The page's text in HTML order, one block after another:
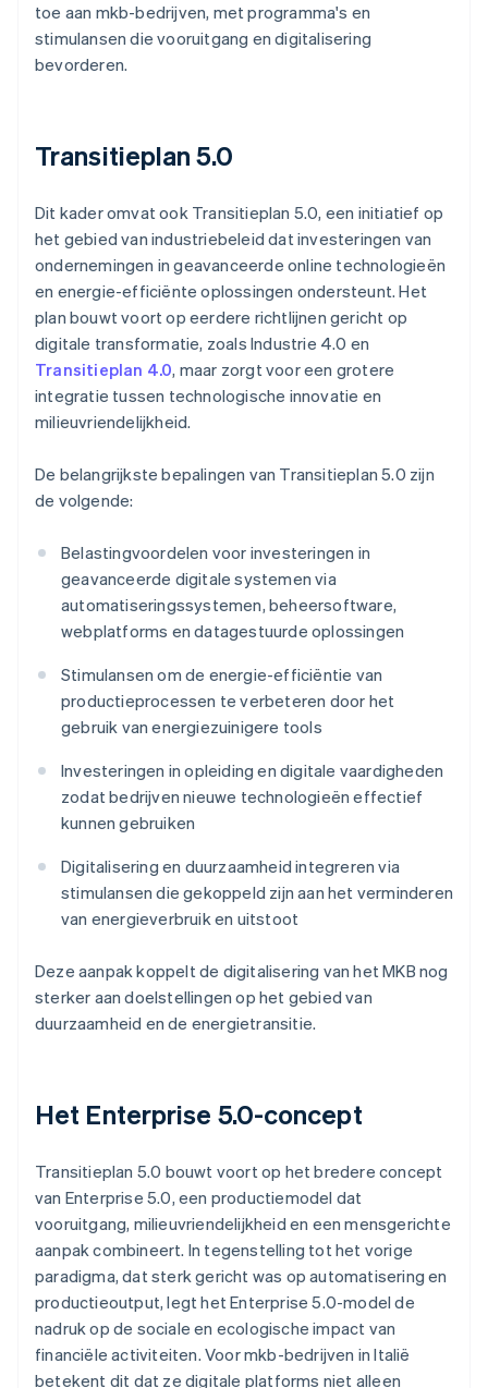
toe aan mkb-bedrijven, met programma's en
stimulansen die vooruitgang en digitalisering
bevorderen.
Transitieplan 5.0
Dit kader omvat ook Transitieplan 5.0, een initiatief op
het gebied van industriebeleid dat investeringen van
ondernemingen in geavanceerde online technologieën
en energie-efficiënte oplossingen ondersteunt. Het
plan bouwt voort op eerdere richtlijnen gericht op
digitale transformatie, zoals Industrie 4.0 en
Transitieplan 4.0, maar zorgt voor een grotere
integratie tussen technologische innovatie en
milieuvriendelijkheid.
De belangrijkste bepalingen van Transitieplan 5.0 zijn
de volgende:
Belastingvoordelen voor investeringen in
geavanceerde digitale systemen via
automatiseringssystemen, beheersoftware,
webplatforms en datagestuurde oplossingen
Stimulansen om de energie-efficiëntie van
productieprocessen te verbeteren door het
gebruik van energiezuinigere tools
Investeringen in opleiding en digitale vaardigheden
zodat bedrijven nieuwe technologieën effectief
kunnen gebruiken
Digitalisering en duurzaamheid integreren via
stimulansen die gekoppeld zijn aan het verminderen
van energieverbruik en uitstoot
Deze aanpak koppelt de digitalisering van het MKB nog
sterker aan doelstellingen op het gebied van
duurzaamheid en de energietransitie.
Het Enterprise 5.0-concept
Transitieplan 5.0 bouwt voort op het bredere concept
van Enterprise 5.0, een productiemodel dat
vooruitgang, milieuvriendelijkheid en een mensgerichte
aanpak combineert. In tegenstelling tot het vorige
paradigma, dat sterk gericht was op automatisering en
productieoutput, legt het Enterprise 5.0-model de
nadruk op de sociale en ecologische impact van
financiële activiteiten. Voor mkb-bedrijven in Italië
betekent dit dat ze digitale platforms niet alleen